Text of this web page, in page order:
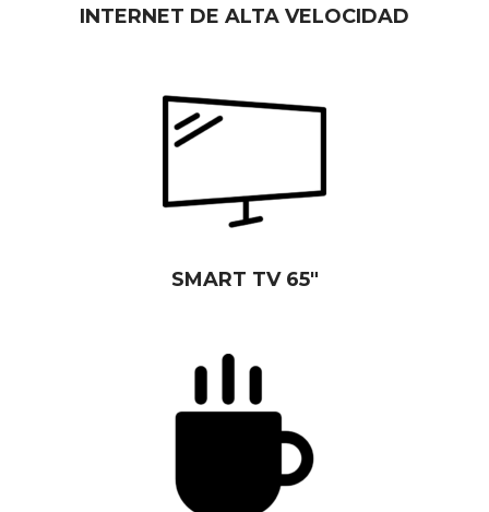
INTERNET DE ALTA VELOCIDAD
SMART TV 65″